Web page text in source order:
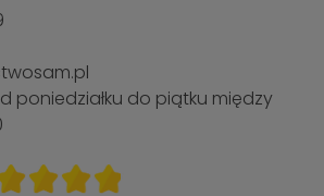
poniedziałku do piątku między